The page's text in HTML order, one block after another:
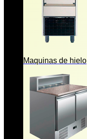
Maquinas de hielo